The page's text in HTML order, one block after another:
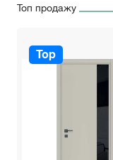
Топ продажу
Top